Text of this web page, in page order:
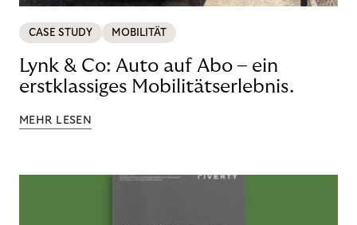
CASE STUDY MOBILITÄT
Lynk & Co: Auto auf Abo – ein
erstklassiges Mobilitätserlebnis.
MEHR LESEN